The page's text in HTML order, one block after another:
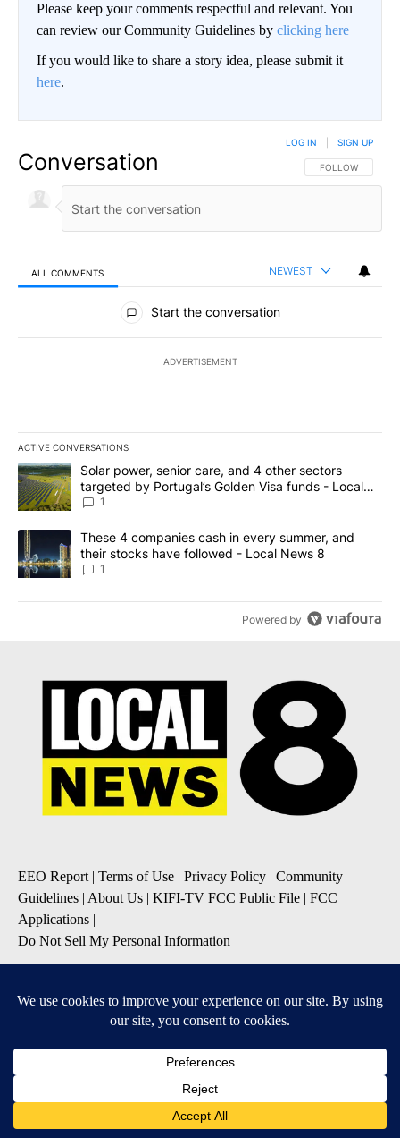
Please keep your comments respectful and relevant. You
can review our Community Guidelines by clicking here
If you would like to share a story idea, please submit it
here.
Conversation FOLLOW THIS
FOLLOW
LOG IN SIGN UP
ALL COMMENTS NEWEST
All Comments
Start the conversation
ADVERTISEMENT
ACTIVE CONVERSATIONS
The following is a list of the most commented articles in the last
A trending article titled "Solar power, senior care, and 4 other
Solar power, senior care, and 4 other sectors
targeted by Portugal’s Golden Visa funds - Local
News 8
1
A trending article titled "These 4 companies cash in every
These 4 companies cash in every summer, and
their stocks have followed - Local News 8
1
Powered by
EEO Report | Terms of Use | Privacy Policy | Community
Guidelines | About Us | KIFI-TV FCC Public File | FCC
Applications |
Do Not Sell My Personal Information